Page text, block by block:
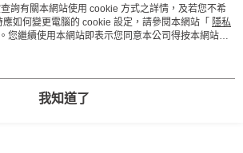
詢有關本網站使用 cookie 方式之詳情，及若您不希
如何變更電腦的 cookie 設定，請參閱本網站「 隱私
您繼續使用本網站即表示您同意本公司得按本網站使
cookie。
我知道了